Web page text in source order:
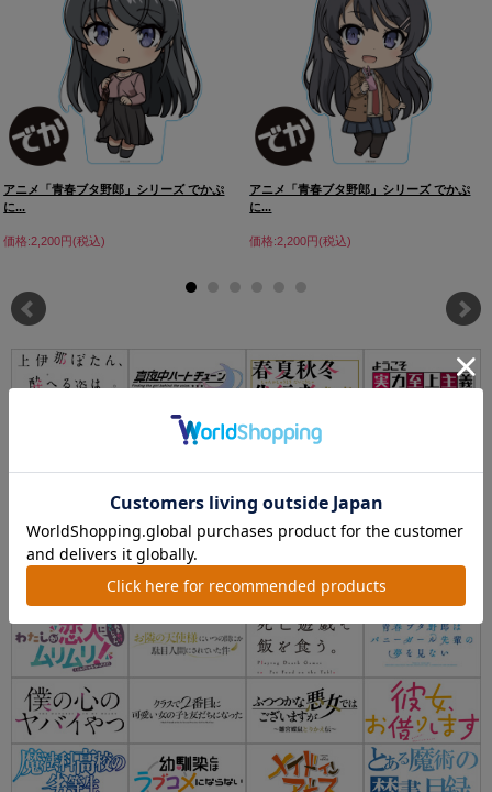
アニメ「青春ブタ野郎」シリーズ でかぷ
に...
価格:2,200円(税込)
アニメ「青春ブタ野郎」シリーズ でかぷ
に...
価格:2,200円(税込)